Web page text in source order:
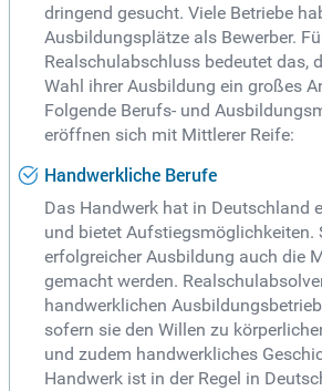
dringend gesucht. Viele Betriebe
Ausbildungsplätze als Bewerber.
Realschulabschluss bedeutet das,
Wahl ihrer Ausbildung ein großes
Folgende Berufs- und
eröffnen sich mit Mittlerer Reife:
Handwerkliche Berufe
Das Handwerk hat in Deutschland
und bietet Aufstiegsmöglichkeiten.
erfolgreicher Ausbildung auch die
gemacht werden.
handwerklichen
sofern sie den Willen zu
und zudem handwerkliches
Handwerk ist in der Regel in